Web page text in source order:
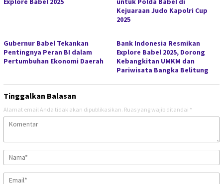
Kejuaraan Judo Kapolri Cup
2025
Gubernur Babel Tekankan
Pentingnya Peran BI dalam
Pertumbuhan Ekonomi Daerah
Bank Indonesia Resmikan
Explore Babel 2025, Dorong
Kebangkitan UMKM dan
Pariwisata Bangka Belitung
Tinggalkan Balasan
Alamat email Anda tidak akan dipublikasikan. Ruas yang wajib ditandai *